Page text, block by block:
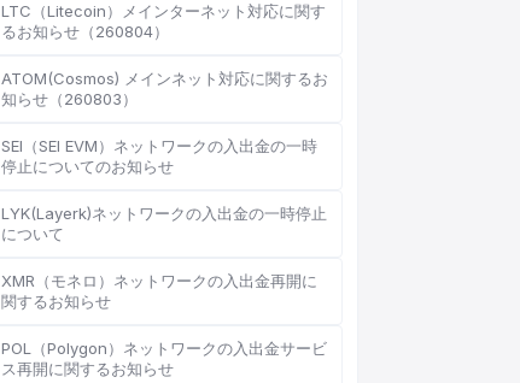
LTC（Litecoin）メインターネット対応に関す
るお知らせ（260804）
ATOM(Cosmos) メインネット対応に関するお
知らせ（260803）
SEI（SEI EVM）ネットワークの入出金の一時
停止についてのお知らせ
LYK(Layerk)ネットワークの入出金の一時停止
について
XMR（モネロ）ネットワークの入出金再開に
関するお知らせ
POL（Polygon）ネットワークの入出金サービ
ス再開に関するお知らせ
Support Center